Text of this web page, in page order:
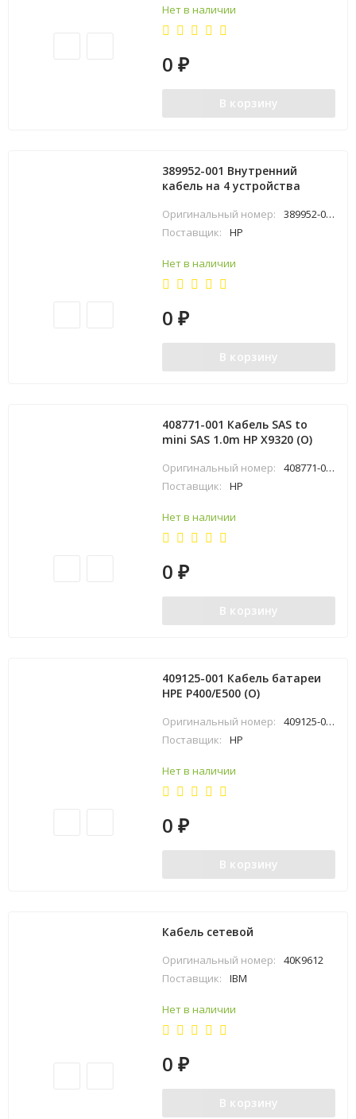
Нет в наличии
0₽
В корзину
389952-001 Внутренний
кабель на 4 устройства
Оригинальный номер:
389952-001
Поставщик:
HP
Нет в наличии
0₽
В корзину
408771-001 Кабель SAS to
mini SAS 1.0m HP X9320 (O)
Оригинальный номер:
408771-001
Поставщик:
HP
Нет в наличии
0₽
В корзину
409125-001 Кабель батареи
HPE P400/E500 (O)
Оригинальный номер:
409125-001
Поставщик:
HP
Нет в наличии
0₽
В корзину
Кабель сетевой
Оригинальный номер:
40K9612
Поставщик:
IBM
Нет в наличии
0₽
В корзину